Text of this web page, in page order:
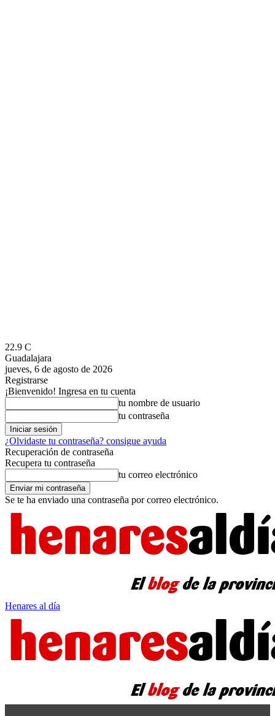
22.9 C
Guadalajara
jueves, 6 de agosto de 2026
Registrarse
¡Bienvenido! Ingresa en tu cuenta
tu nombre de usuario
tu contraseña
¿Olvidaste tu contraseña? consigue ayuda
Recuperación de contraseña
Recupera tu contraseña
tu correo electrónico
Se te ha enviado una contraseña por correo electrónico.
Henares al día